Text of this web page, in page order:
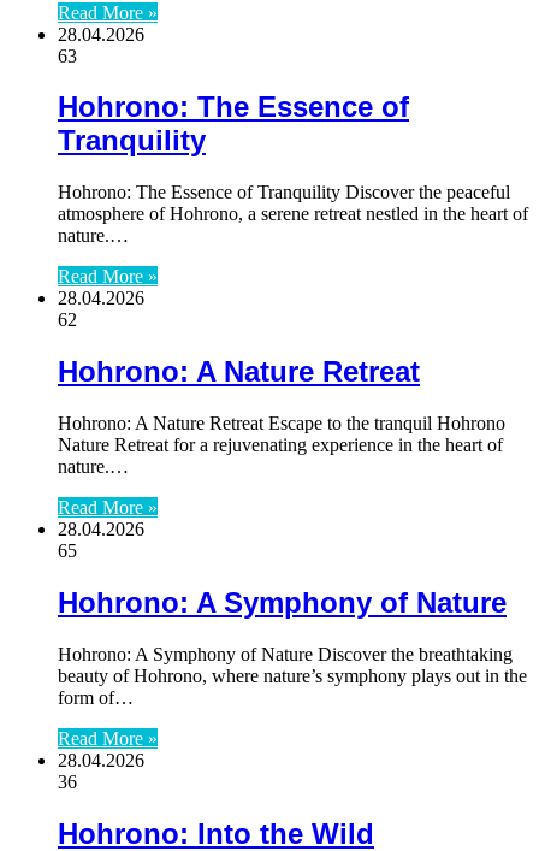
Read More »
28.04.2026
63
Hohrono: The Essence of
Tranquility
Hohrono: The Essence of Tranquility Discover the peaceful
atmosphere of Hohrono, a serene retreat nestled in the heart of
nature.…
Read More »
28.04.2026
62
Hohrono: A Nature Retreat
Hohrono: A Nature Retreat Escape to the tranquil Hohrono
Nature Retreat for a rejuvenating experience in the heart of
nature.…
Read More »
28.04.2026
65
Hohrono: A Symphony of Nature
Hohrono: A Symphony of Nature Discover the breathtaking
beauty of Hohrono, where nature’s symphony plays out in the
form of…
Read More »
28.04.2026
36
Hohrono: Into the Wild